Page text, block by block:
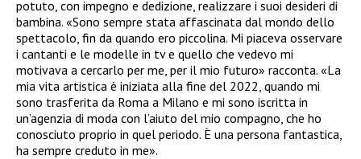
potuto, con impegno e dedizione, realizzare i suoi desideri di
bambina. «Sono sempre stata affascinata dal mondo dello
spettacolo, fin da quando ero piccolina. Mi piaceva osservare
i cantanti e le modelle in tv e quello che vedevo mi
motivava a cercarlo per me, per il mio futuro» racconta. «La
mia vita artistica è iniziata alla fine del 2022, quando mi
sono trasferita da Roma a Milano e mi sono iscritta in
un’agenzia di moda con l’aiuto del mio compagno, che ho
conosciuto proprio in quel periodo. È una persona fantastica,
ha sempre creduto in me».